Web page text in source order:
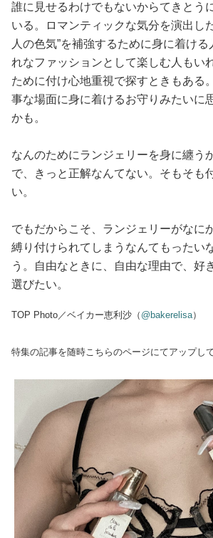
ゲーム
誰に見せるわけでもないからてきとう
いる。ロマンティックな気分を演出し
人の色気”を補強するために身に着け
れなファッションとして楽しむ人もい
ために付け心地重視で探すときもある
事な場面に身に着けるお守りみたいに
かも。
なんのためにランジェリーを身に纏う
で、きっと正解なんてない。そもそも
い。
でもだからこそ、ランジェリーがなに
縛り付けられてしまうなんてもったい
う。自由なときに、自由な理由で、好
選びたい。
TOP Photo／ベイカー恵利沙（ @bakerelisa）
特集の記事を随時こちらのページにてアップし